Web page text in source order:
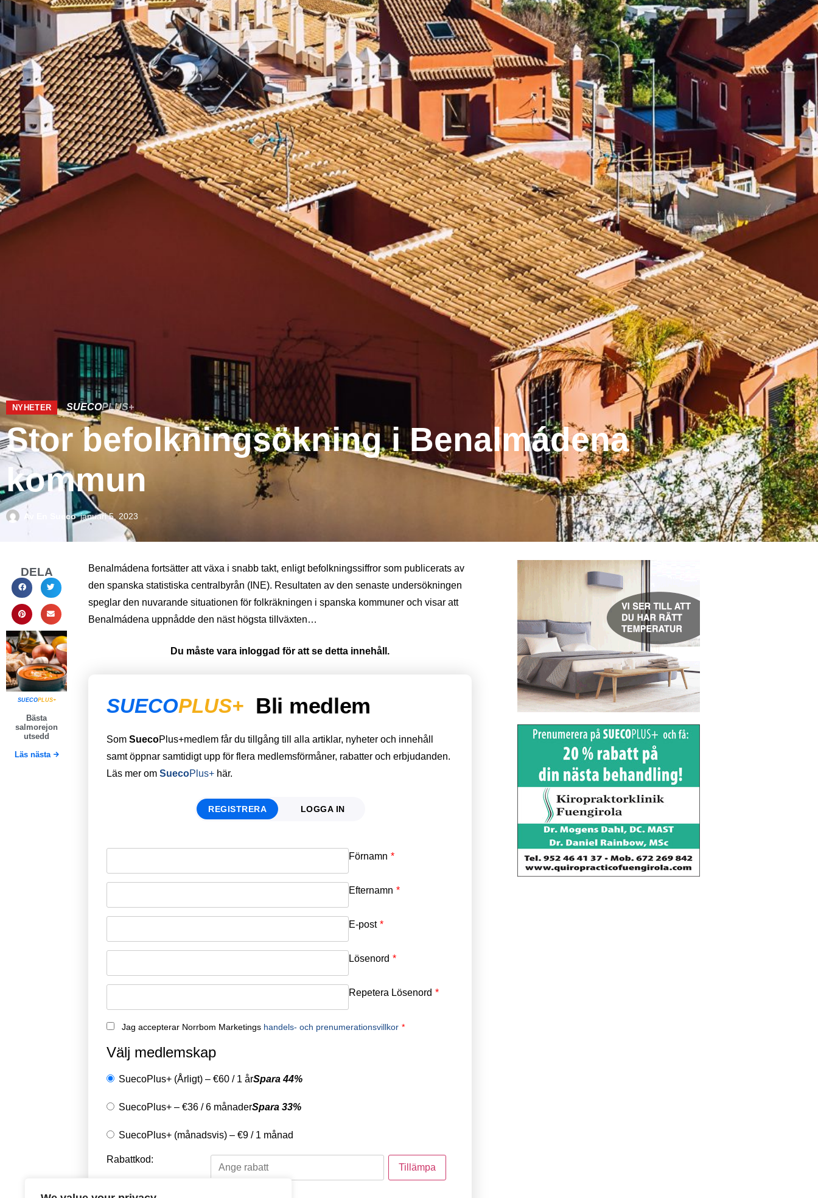
NYHETER SUECOPLUS+
Stor befolkningsökning i Benalmádena
kommun
Av En Sueco januari 5, 2023
DELA
SUECOPLUS+
Bästa
salmorejon
utsedd
Läs nästa
Benalmádena fortsätter att växa i snabb takt, enligt befolkningssiffror som publicerats av
den spanska statistiska centralbyrån (INE). Resultaten av den senaste undersökningen
speglar den nuvarande situationen för folkräkningen i spanska kommuner och visar att
Benalmádena uppnådde den näst högsta tillväxten…
Du måste vara inloggad för att se detta innehåll.
SUECOPLUS+ Bli medlem
Som SuecoPlus+medlem får du tillgång till alla artiklar, nyheter och innehåll
samt öppnar samtidigt upp för flera medlemsförmåner, rabatter och erbjudanden.
Läs mer om SuecoPlus+ här.
REGISTRERA LOGGA IN
Förnamn *
Efternamn *
E-post *
Lösenord *
Repetera Lösenord *
Jag accepterar Norrbom Marketings handels- och prenumerationsvillkor *
Välj medlemskap
SuecoPlus+ (Årligt) – €60 / 1 årSpara 44%
SuecoPlus+ – €36 /6 månaderSpara 33%
SuecoPlus+ (månadsvis) – €9 / 1 månad
Rabattkod:
Email
Password